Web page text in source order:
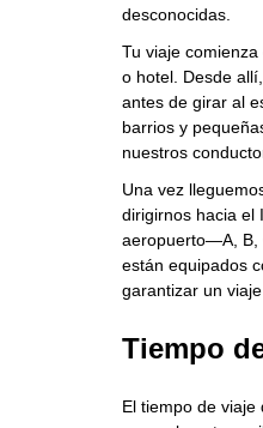
desconocidas.
Tu viaje
o hotel. Desde
antes de girar al
barrios y
nuestros
Una vez
dirigirnos hacia el
aeropuerto—A, B,
están equipados
garantizar un viaje
Tiempo
El tiempo de viaje